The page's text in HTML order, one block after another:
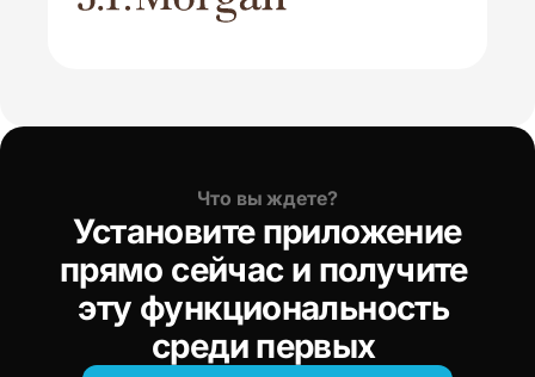
Что вы ждете?
Установите приложение
прямо сейчас и получите
эту функциональность
среди первых